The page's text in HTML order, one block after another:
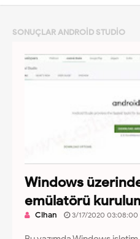
SONUÇLARANDROID STUDIO
Windows
emülatörü
Cihan 3/17/2020 03:08:00